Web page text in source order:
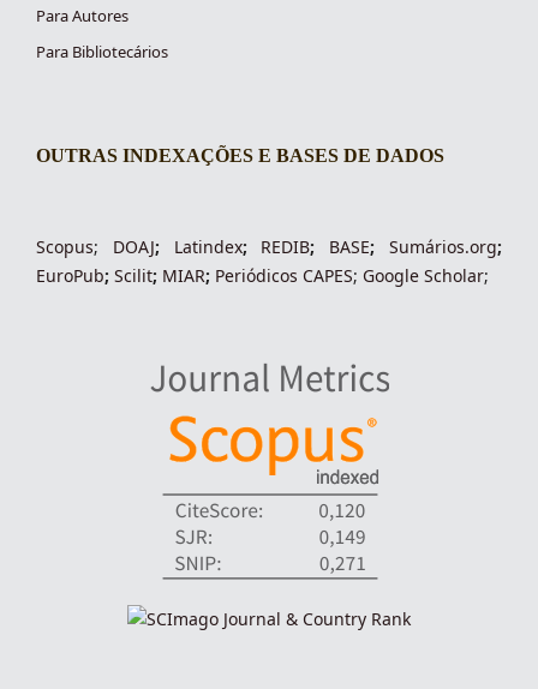
Para Autores
Para Bibliotecários
indexacoes-fronteiras
OUTRAS INDEXAÇÕES E BASES DE DADOS
Scopus; DOAJ; Latindex; REDIB; BASE;Sumários.org;
EuroPub; Scilit; MIAR; Periódicos CAPES; Google Scholar;
indexadores-fronteiras